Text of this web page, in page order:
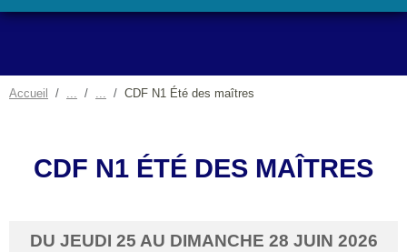
Accueil CDF N1 Été des maîtres
CDF N1 ÉTÉ DES MAÎTRES
DU JEUDI 25 AU DIMANCHE 28 JUIN 2026